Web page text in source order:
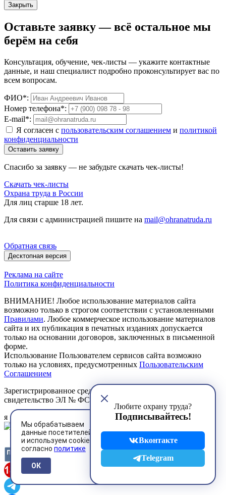
Закрыть
Оставьте заявку — всё остальное мы
берём на себя
Консультация, обучение, чек-листы — укажите контактные
данные, и наш специалист подробно проконсультирует вас по
всем вопросам.
ФИО*:
Номер телефона*:
E-mail*:
Я согласен с пользовательским соглашением и политикой
конфиденциальности
Оставить заявку
Спасибо за заявку — не забудьте скачать чек-листы!
Скачать чек-листы
Мы обрабатываем
данные посетителей
и используем cookies
согласно политике
ОК
Любите охрану труда?
Подписывайтесь!
Вконтакте
Telegram
Охрана труда в России
Для лиц старше 18 лет.
Для связи с администрацией пишите на mail@ohranatruda.ru
Обратная связь
Десктопная версия
Реклама на сайте
Политика конфиденциальности
ВНИМАНИЕ! Любое использование материалов сайта
возможно только в строгом соответствии с установленными
Правилами. Любое коммерческое использование материалов
сайта и их публикация в печатных изданиях допускается
только на основании договоров, заключенных в письменной
форме.
Использование Пользователем сервисов сайта возможно
только на условиях, предусмотренных Пользовательским
Соглашением
Зарегистрированное средство массовой информации
свидетельство ЭЛ № ФС 77 - 85134 от 27.04.2023 г.
я